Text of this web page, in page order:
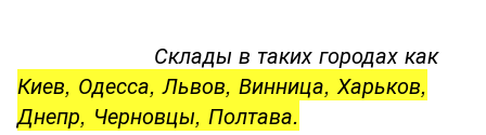
Склады в таких городах как
Киев, Одесса, Львов, Винница, Харьков,
Днепр, Черновцы, Полтава.